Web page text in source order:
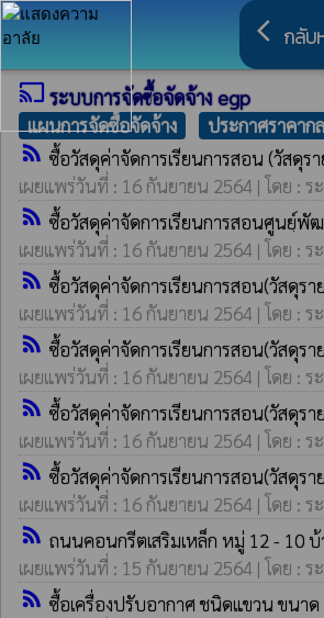
arrow_back_ios กลับ
cast ระบบการจัดซื้อจัดจ้าง egp
แผนการจัดซื้อจัดจ้าง ประกาศราคาก
rss_feed ซื้อวัสดุค่าจัดการเรียนการสอน (วัสดุร
เผยแพร่วันที่ : 16 กันยายน 2564 | โดย : ร
rss_feed ซื้อวัสดุค่าจัดการเรียนการสอนศูนยฺ์พั
เผยแพร่วันที่ : 16 กันยายน 2564 | โดย : ร
rss_feed ซื้อวัสดุค่าจัดการเรียนการสอน(วัสดุร
เผยแพร่วันที่ : 16 กันยายน 2564 | โดย : ร
rss_feed ซื้อวัสดุค่าจัดการเรียนการสอน(วัสดุร
เผยแพร่วันที่ : 16 กันยายน 2564 | โดย : ร
rss_feed ซื้อวัสดุค่าจัดการเรียนการสอน(วัสดุร
เผยแพร่วันที่ : 16 กันยายน 2564 | โดย : ร
rss_feed ซื้อวัสดุค่าจัดการเรียนการสอน(วัสดุร
เผยแพร่วันที่ : 16 กันยายน 2564 | โดย : ร
rss_feed ถนนคอนกรีตเสริมเหล็ก หมู่ 12 - 10
เผยแพร่วันที่ : 15 กันยายน 2564 | โดย : ร
rss_feed ซื้อเครื่องปรับอากาศ ชนิดแขวน ขนาด